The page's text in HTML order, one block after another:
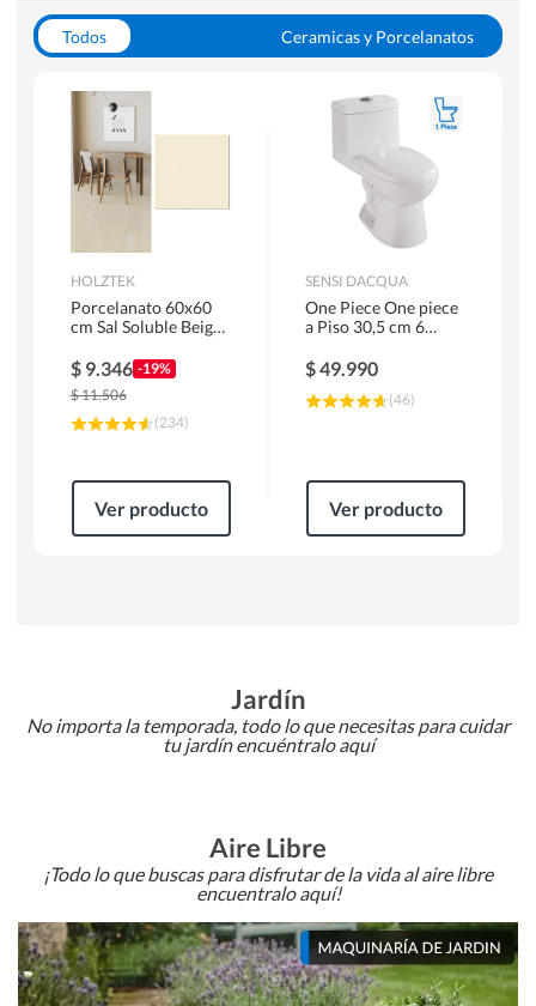
Todos
Ceramicas y Porcelanatos
WC y Sanitarios
Pisos Flotantes y Laminados
Pinturas
HOLZTEK
Porcelanato 60x60
cm Sal Soluble Beige
$ 9.346 -19%
$11.506
(234)
Ver producto
SENSI DACQUA
One Piece One piece
a Piso 30,5 cm 6
$49.990
(46)
Ver producto
Jardín
No importa la temporada, todo lo que necesitas para cuidar
tu jardín encuéntralo aquí
Aire Libre
¡Todo lo que buscas para disfrutar de la vida al aire libre
encuentralo aquí!